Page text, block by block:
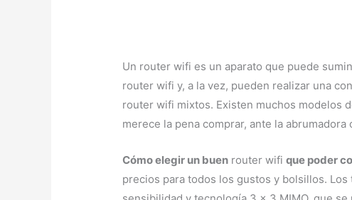
Un router wifi es un aparato que puede
router wifi y, a la vez, pueden realizar una
router wifi mixtos. Existen muchos modelos
merece la pena comprar, ante la
Cómo elegir un buen router wifique poder
precios para todos los gustos y bolsillos.